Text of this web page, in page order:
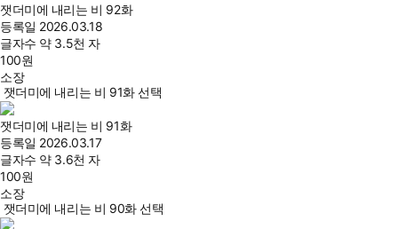
잿더미에 내리는 비 92화
등록일 2026.03.18
글자수 약 3.5천 자
100원
소장
잿더미에 내리는 비 91화 선택
잿더미에 내리는 비 91화
등록일 2026.03.17
글자수 약 3.6천 자
100원
소장
잿더미에 내리는 비 90화 선택